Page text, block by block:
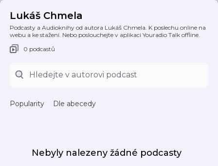
Lukáš Chmela
Podcasty a Audioknihy od autora Lukáš Chmela. K poslechu online na
webu a ke stažení. Nebo poslouchejte v aplikaci Youradio Talk offline.
0 podcastů
Popularity Dle abecedy
Nebyly nalezeny žádné podcasty